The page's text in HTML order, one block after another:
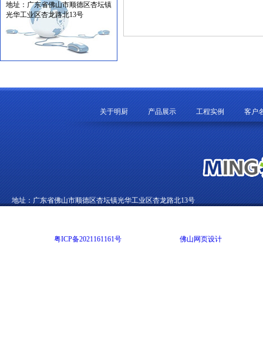
地址： 广东省佛山市顺德区杏坛镇
光华工业区杏龙路北13号
关于明厨 产品展示 工程实例 客户
地址：广东省佛山市顺德区杏坛镇光华工业区杏龙路北13号
粤ICP备2021161161号 佛山网页设计